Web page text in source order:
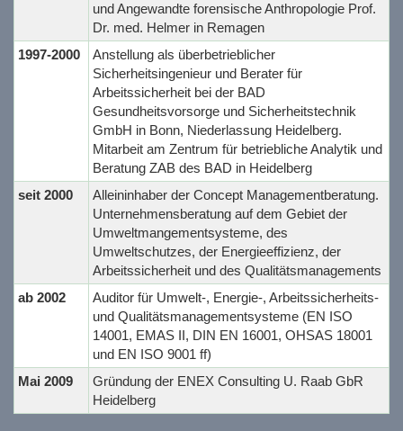
und Angewandte forensische Anthropologie Prof.
Dr. med. Helmer in Remagen
1997-2000
Anstellung als überbetrieblicher
Sicherheitsingenieur und Berater für
Arbeitssicherheit bei der BAD
Gesundheitsvorsorge und Sicherheitstechnik
GmbH in Bonn, Niederlassung Heidelberg.
Mitarbeit am Zentrum für betriebliche Analytik und
Beratung ZAB des BAD in Heidelberg
seit 2000
Alleininhaber der Concept Managementberatung.
Unternehmensberatung auf dem Gebiet der
Umweltmangementsysteme, des
Umweltschutzes, der Energieeffizienz, der
Arbeitssicherheit und des Qualitätsmanagements
ab 2002
Auditor für Umwelt-, Energie-, Arbeitssicherheits-
und Qualitätsmanagementsysteme (EN ISO
14001, EMAS II, DIN EN 16001, OHSAS 18001
und EN ISO 9001 ff)
Mai 2009
Gründung der ENEX Consulting U. Raab GbR
Heidelberg